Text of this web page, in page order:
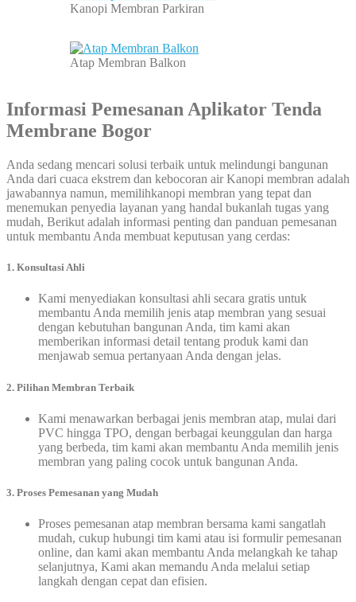
Kanopi Membran Parkiran
Atap Membran Balkon
Informasi Pemesanan Aplikator Tenda
Membrane Bogor
Anda sedang mencari solusi terbaik untuk melindungi bangunan
Anda dari cuaca ekstrem dan kebocoran air Kanopi membran adalah
jawabannya namun, memilihkanopi membran yang tepat dan
menemukan penyedia layanan yang handal bukanlah tugas yang
mudah, Berikut adalah informasi penting dan panduan pemesanan
untuk membantu Anda membuat keputusan yang cerdas:
1. Konsultasi Ahli
Kami menyediakan konsultasi ahli secara gratis untuk
membantu Anda memilih jenis atap membran yang sesuai
dengan kebutuhan bangunan Anda, tim kami akan
memberikan informasi detail tentang produk kami dan
menjawab semua pertanyaan Anda dengan jelas.
2. Pilihan Membran Terbaik
Kami menawarkan berbagai jenis membran atap, mulai dari
PVC hingga TPO, dengan berbagai keunggulan dan harga
yang berbeda, tim kami akan membantu Anda memilih jenis
membran yang paling cocok untuk bangunan Anda.
3. Proses Pemesanan yang Mudah
Proses pemesanan atap membran bersama kami sangatlah
mudah, cukup hubungi tim kami atau isi formulir pemesanan
online, dan kami akan membantu Anda melangkah ke tahap
selanjutnya, Kami akan memandu Anda melalui setiap
langkah dengan cepat dan efisien.